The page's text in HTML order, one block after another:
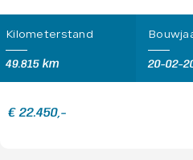
Kilometerstand
49.815 km 20-02-
€ 22.450,-